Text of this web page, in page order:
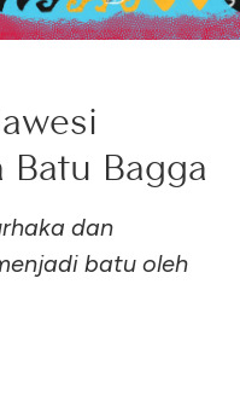
Batu Bagga
dan
batu oleh